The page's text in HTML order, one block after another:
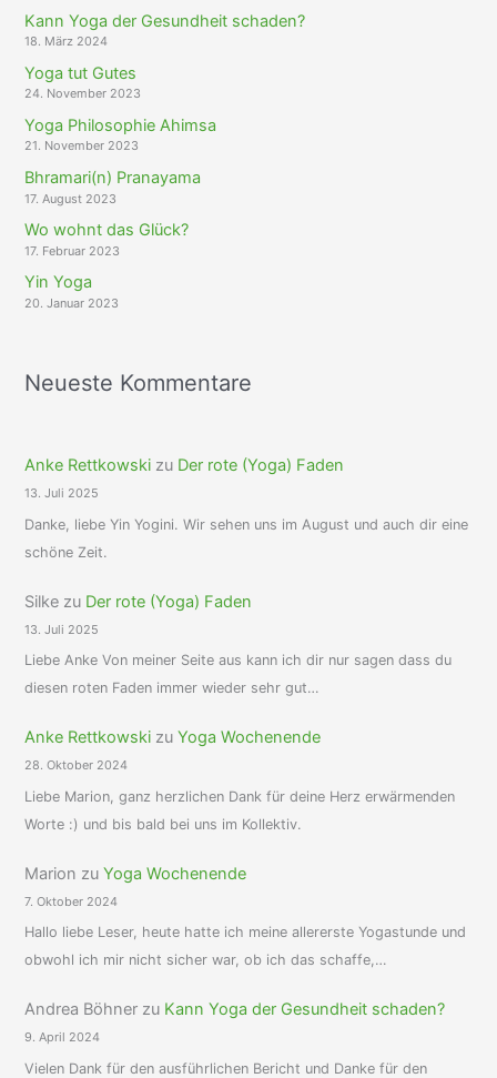
Kann Yoga der Gesundheit schaden?
18. März 2024
Yoga tut Gutes
24. November 2023
Yoga Philosophie Ahimsa
21. November 2023
Bhramari(n) Pranayama
17. August 2023
Wo wohnt das Glück?
17. Februar 2023
Yin Yoga
20. Januar 2023
Neueste Kommentare
Anke Rettkowski zu Der rote (Yoga) Faden
13. Juli 2025
Danke, liebe Yin Yogini. Wir sehen uns im August und auch dir eine
schöne Zeit.
Silke zu Der rote (Yoga) Faden
13. Juli 2025
Liebe Anke Von meiner Seite aus kann ich dir nur sagen dass du
diesen roten Faden immer wieder sehr gut…
Anke Rettkowski zuYoga Wochenende
28. Oktober 2024
Liebe Marion, ganz herzlichen Dank für deine Herz erwärmenden
Worte :) und bis bald bei uns im Kollektiv.
Marion zuYoga Wochenende
7. Oktober 2024
Hallo liebe Leser, heute hatte ich meine allererste Yogastunde und
obwohl ich mir nicht sicher war, ob ich das schaffe,…
Andrea Böhner zu Kann Yoga der Gesundheit schaden?
9. April 2024
Vielen Dank für den ausführlichen Bericht und Danke für den